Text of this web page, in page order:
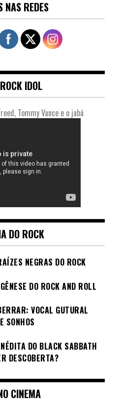
NAS REDES
IDOL
Tommy Vance e o jabá
DO ROCK
NEGRAS DO ROCK
DO ROCK AND ROLL
VOCAL GUTURAL
SONHOS
DO BLACK SABBATH
DESCOBERTA?
CINEMA